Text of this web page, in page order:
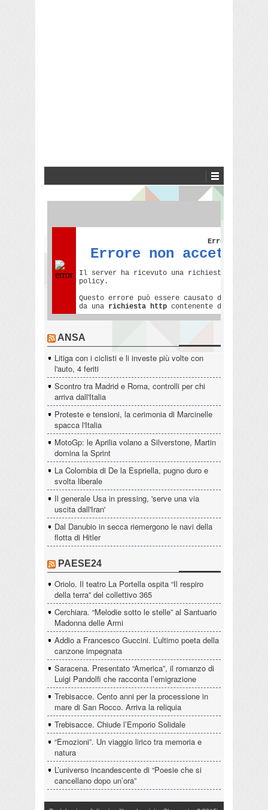
ANSA
Litiga con i ciclisti e li investe più volte con
l'auto, 4 feriti
Scontro tra Madrid e Roma, controlli per chi
arriva dall'Italia
Proteste e tensioni, la cerimonia di Marcinelle
spacca l'Italia
MotoGp: le Aprilia volano a Silverstone, Martin
domina la Sprint
La Colombia di De la Espriella, pugno duro e
svolta liberale
Il generale Usa in pressing, 'serve una via
uscita dall'Iran'
Dal Danubio in secca riemergono le navi della
flotta di Hitler
PAESE24
Oriolo. Il teatro La Portella ospita “Il respiro
della terra” del collettivo 365
Cerchiara. “Melodie sotto le stelle” al Santuario
Madonna delle Armi
Addio a Francesco Guccini. L’ultimo poeta della
canzone impegnata
Saracena. Presentato “America”, il romanzo di
Luigi Pandolfi che racconta l’emigrazione
Trebisacce. Cento anni per la processione in
mare di San Rocco. Arriva la reliquia
Trebisacce. Chiude l’Emporio Solidale
“Emozioni”. Un viaggio lirico tra memoria e
natura
L’universo incandescente di “Poesie che si
cancellano dopo un’ora”